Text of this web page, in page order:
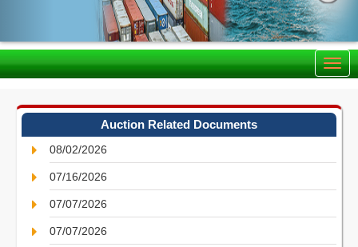
Auction Related Documents
08/02/2026
07/16/2026
07/07/2026
07/07/2026